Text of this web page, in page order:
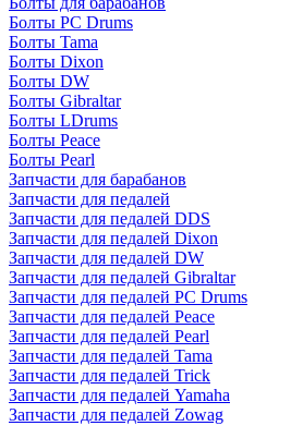
Болты PC Drums
Болты Tama
Болты Dixon
Болты DW
Болты Gibraltar
Болты LDrums
Болты Peace
Болты Pearl
Запчасти для барабанов
Запчасти для педалей
Запчасти для педалей DDS
Запчасти для педалей Dixon
Запчасти для педалей DW
Запчасти для педалей Gibraltar
Запчасти для педалей PC Drums
Запчасти для педалей Peace
Запчасти для педалей Pearl
Запчасти для педалей Tama
Запчасти для педалей Trick
Запчасти для педалей Yamaha
Запчасти для педалей Zowag